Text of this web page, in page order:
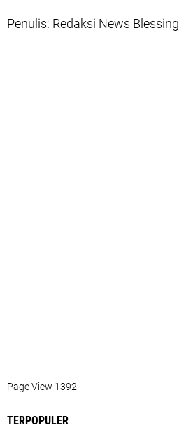
Penulis: Redaksi News Blessing
Page View 1392
TERPOPULER